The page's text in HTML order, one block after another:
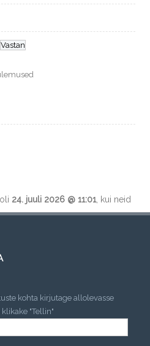
24. juuli 2026 @ 11:01 , kui neid
kohta kirjutage allolevasse
"Tellin"